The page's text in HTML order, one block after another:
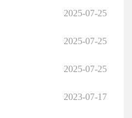
2025-07-25
2025-07-25
2025-07-25
2023-07-17